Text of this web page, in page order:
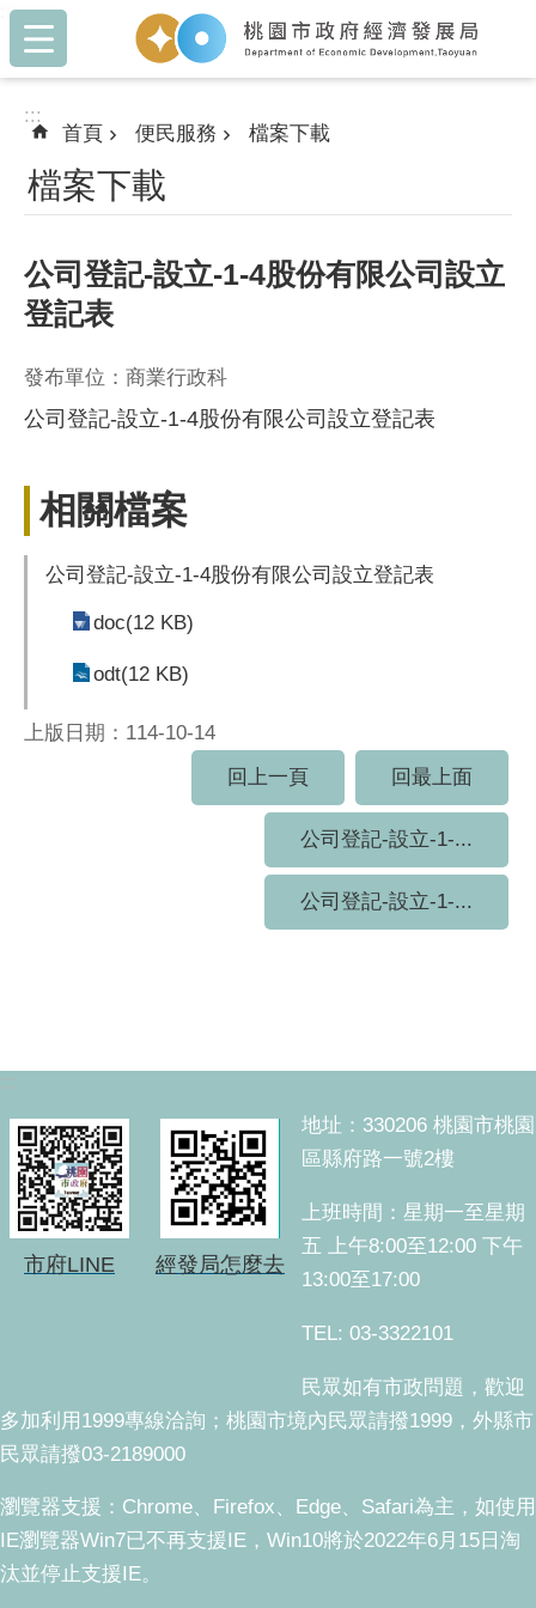
跳到主要內容區塊
:::
:::
首頁 便民服務 檔案下載
檔案下載
公司登記-設立-1-4股份有限公司設立
登記表
發布單位：商業行政科
公司登記-設立-1-4股份有限公司設立登記表
相關檔案
公司登記-設立-1-4股份有限公司設立登記表
doc(12 KB)
odt(12 KB)
上版日期：114-10-14
回上一頁
回最上面
公司登記-設立-1-...
公司登記-設立-1-...
:::
市府LINE 經發局怎麼去
地址：330206 桃園市桃園
區縣府路一號2樓
上班時間：星期一至星期
五 上午8:00至12:00 下午
13:00至17:00
TEL: 03-3322101
民眾如有市政問題，歡迎
多加利用1999專線洽詢；桃園市境內民眾請撥1999，外縣市
民眾請撥03-2189000
瀏覽器支援：Chrome、Firefox、Edge、Safari為主，如使用
IE瀏覽器Win7已不再支援IE，Win10將於2022年6月15日淘
汰並停止支援IE。